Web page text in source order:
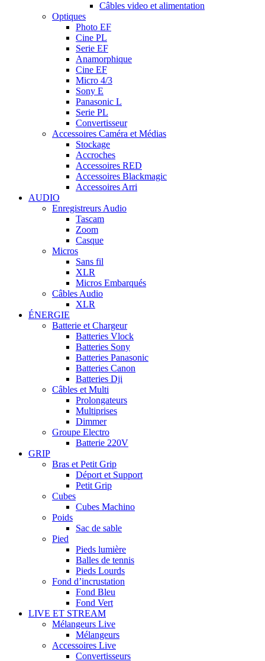
Câbles video et alimentation
Optiques
Photo EF
Cine PL
Serie EF
Anamorphique
Cine EF
Micro 4/3
Sony E
Panasonic L
Serie PL
Convertisseur
Accessoires Caméra et Médias
Stockage
Accroches
Accessoires RED
Accessoires Blackmagic
Accessoires Arri
AUDIO
Enregistreurs Audio
Tascam
Zoom
Casque
Micros
Sans fil
XLR
Micros Embarqués
Câbles Audio
XLR
ÉNERGIE
Batterie et Chargeur
Batteries Vlock
Batteries Sony
Batteries Panasonic
Batteries Canon
Batteries Dji
Câbles et Multi
Prolongateurs
Multiprises
Dimmer
Groupe Electro
Batterie 220V
GRIP
Bras et Petit Grip
Déport et Support
Petit Grip
Cubes
Cubes Machino
Poids
Sac de sable
Pied
Pieds lumière
Balles de tennis
Pieds Lourds
Fond d’incrustation
Fond Bleu
Fond Vert
LIVE ET STREAM
Mélangeurs Live
Mélangeurs
Accessoires Live
Convertisseurs